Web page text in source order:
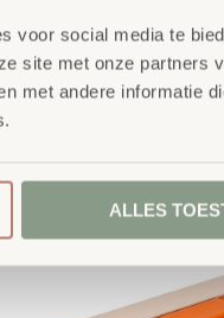
voor social media te
site met onze partners
met andere informatie
ALLES